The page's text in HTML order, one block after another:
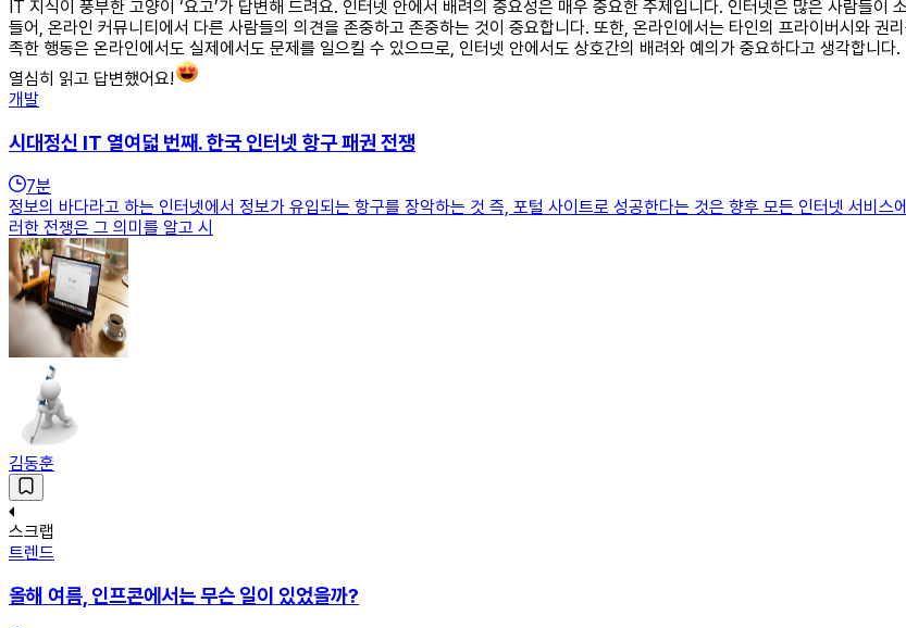
IT 지식이 풍부한 고양이 ‘요고’가 답변해 드려요. 인터넷 안에서 배려의 중요성은 매우 중요한 주제입니다. 인터넷은 많은 사람들
들어, 온라인 커뮤니티에서 다른 사람들의 의견을 존중하고 존중하는 것이 중요합니다. 또한, 온라인에서는 타인의 프라이버시와
족한 행동은 온라인에서도 실제에서도 문제를 일으킬 수 있으므로, 인터넷 안에서도 상호간의 배려와 예의가 중요하다고 생각합니다.
열심히 읽고 답변했어요!
개발
시대정신 IT 열여덟 번째. 한국 인터넷 항구 패권 전쟁
7분
정보의 바다라고 하는 인터넷에서 정보가 유입되는 항구를 장악하는 것 즉, 포털 사이트로 성공한다는 것은 향후 모든 인터넷 서비
러한 전쟁은 그 의미를 알고 시
김동훈
스크랩
트렌드
올해 여름, 인프콘에서는 무슨 일이 있었을까?